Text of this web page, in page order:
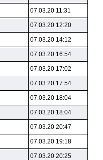
07.03.20 11:31
07.03.20 12:20
07.03.20 14:12
07.03.20 16:54
07.03.20 17:02
07.03.20 17:54
07.03.20 18:04
07.03.20 18:04
07.03.20 20:47
07.03.20 19:18
07.03.20 20:25